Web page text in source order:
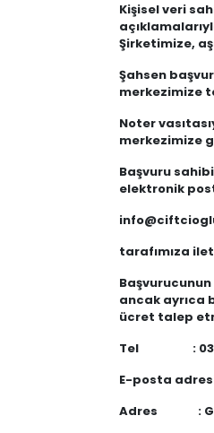
Kişisel veri
Şirketimize,
Şahsen
merkezimize
Noter
merkezimize
Başvuru
elektronik
tarafımıza
ancak ayrıca
ücret talep
Tel :
E-posta
Adres :